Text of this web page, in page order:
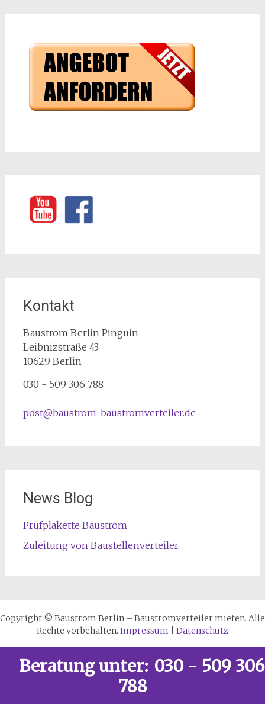
Kontakt
Baustrom Berlin Pinguin
Leibnizstraße 43
10629 Berlin
030 - 509 306 788
post@baustrom-baustromverteiler.de
News Blog
Prüfplakette Baustrom
Zuleitung von Baustellenverteiler
Copyright © Baustrom Berlin – Baustromverteiler mieten. Alle
Rechte vorbehalten. Impressum Datenschutz
Beratung unter: 030 - 509 306
788